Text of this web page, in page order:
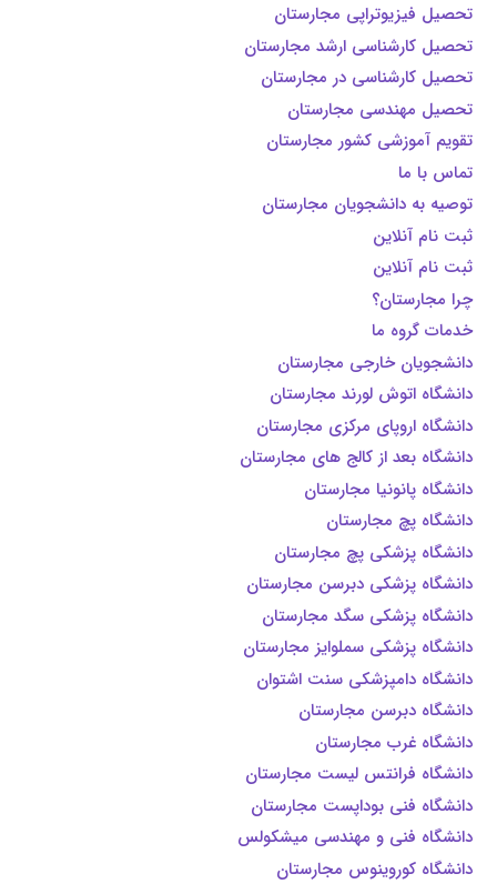
تحصیل فیزیوتراپی مجارستان
تحصیل کارشناسی ارشد مجارستان
تحصیل کارشناسی در مجارستان
تحصیل مهندسی مجارستان
تقویم آموزشی کشور مجارستان
تماس با ما
توصیه به دانشجویان مجارستان
ثبت نام آنلاین
ثبت نام آنلاین
چرا مجارستان؟
خدمات گروه ما
دانشجویان خارجی مجارستان
دانشگاه اتوش لورند مجارستان
دانشگاه اروپای مرکزی مجارستان
دانشگاه بعد از کالج های مجارستان
دانشگاه پانونیا مجارستان
دانشگاه پچ مجارستان
دانشگاه پزشکی پچ مجارستان
دانشگاه پزشکی دبرسن مجارستان
دانشگاه پزشکی سگد مجارستان
دانشگاه پزشکی سملوایز مجارستان
دانشگاه دامپزشکی سنت اشتوان
دانشگاه دبرسن مجارستان
دانشگاه غرب مجارستان
دانشگاه فرانتس لیست مجارستان
دانشگاه فنی بوداپست مجارستان
دانشگاه فنی و مهندسی میشکولس
دانشگاه کوروینوس مجارستان